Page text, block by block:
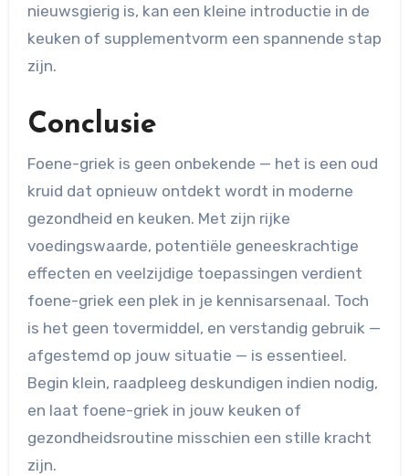
nieuwsgierig is, kan een kleine introductie in de
keuken of supplementvorm een spannende stap
zijn.
Conclusie
Foene-griek is geen onbekende — het is een oud
kruid dat opnieuw ontdekt wordt in moderne
gezondheid en keuken. Met zijn rijke
voedingswaarde, potentiële geneeskrachtige
effecten en veelzijdige toepassingen verdient
foene-griek een plek in je kennisarsenaal. Toch
is het geen tovermiddel, en verstandig gebruik —
afgestemd op jouw situatie — is essentieel.
Begin klein, raadpleeg deskundigen indien nodig,
en laat foene-griek in jouw keuken of
gezondheidsroutine misschien een stille kracht
zijn.